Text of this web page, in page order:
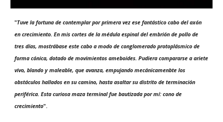
"Tuve la fortuna de contemplar por primera vez ese fantástico cabo del axón
en crecimiento. En mis cortes de la médula espinal del embrión de pollo de
tres días, mostrábase este cabo a modo de conglomerado protoplásmico de
forma cónica, dotado de movimientos ameboides. Pudiera compararse a ariete
vivo, blando y maleable, que avanza, empujando mecánicamenbte los
obstáculos hallados en su camino, hasta asaltar su distrito de terminación
periférica. Esta curiosa maza terminal fue bautizada por mí: cono de
crecimiento".